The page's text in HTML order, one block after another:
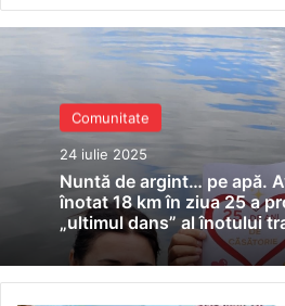
Comunitate
24 iulie 2025
Nuntă de argint… pe apă.
înotat 18 km în ziua 25 a
„ultimul dans” al înotului